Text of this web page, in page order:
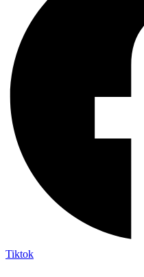
Tiktok